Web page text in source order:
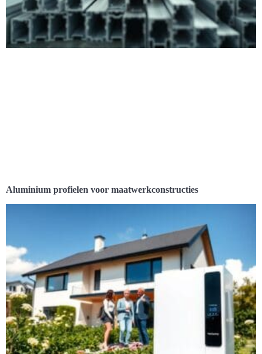
Aluminium profielen voor maatwerkconstructies